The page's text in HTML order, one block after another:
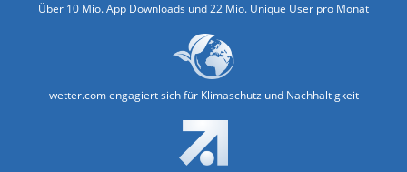
Über 10 Mio. App Downloads und 22 Mio. Unique User pro Monat
wetter.com engagiert sich für Klimaschutz und Nachhaltigkeit